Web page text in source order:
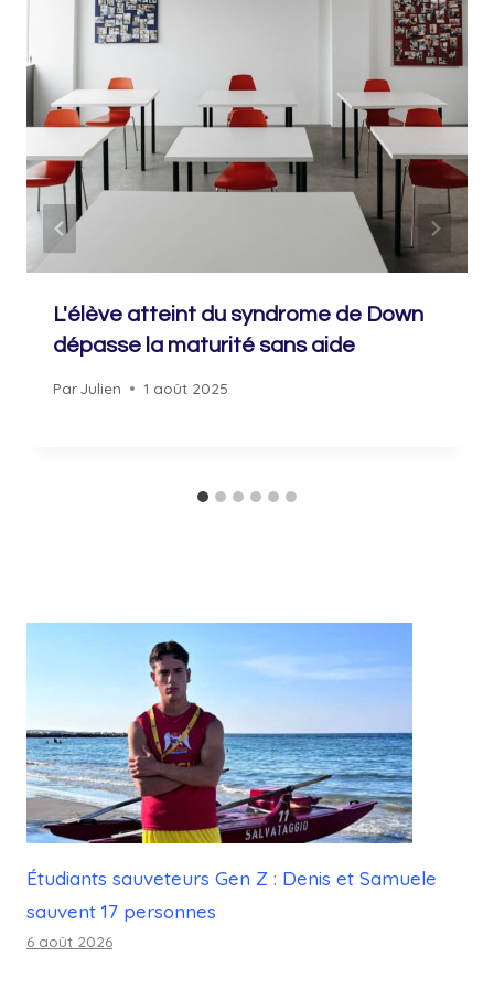
L'élève atteint du syndrome de Down
dépasse la maturité sans aide
ParJulien 1 août 2025
Étudiants sauveteurs Gen Z : Denis et Samuele
sauvent 17 personnes
6 août 2026